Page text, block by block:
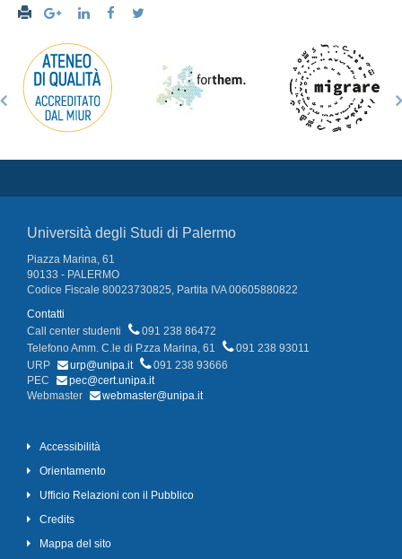
Università degli Studi di Palermo
Piazza Marina, 61
90133 - PALERMO
Codice Fiscale 80023730825, Partita IVA 00605880822
Contatti
Call center studenti
091 238 86472
Telefono Amm. C.le di P.zza Marina, 61
091 238 93011
URP
urp@unipa.it
091 238 93666
PEC
pec@cert.unipa.it
Webmaster
webmaster@unipa.it
Accessibilità
Orientamento
Ufficio Relazioni con il Pubblico
Credits
Mappa del sito